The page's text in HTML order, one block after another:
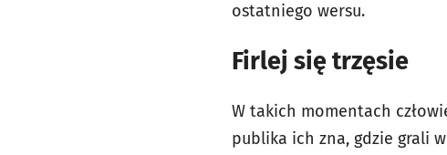
ostatniego wersu.
Firlej się trzęsie
W takich momentach
publika ich zna, gdzie grali